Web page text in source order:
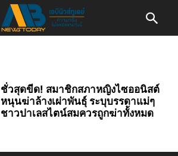
ชั่วสุดขีด! สมาชิกสภาหญิงไซออนิสต์
หนุนฆ่าล้างเผ่าพันธุ์ ระบุบรรดาแม่ๆ
ชาวปาเลสไตน์สมควรถูกฆ่าทั้งหมด